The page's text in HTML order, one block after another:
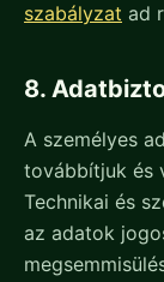
szabályzat ad
8.
A személyes
továbbítjuk és
Technikai és
az adatok